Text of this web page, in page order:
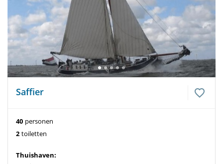
Saffier
40 personen
2 toiletten
Thuishaven: